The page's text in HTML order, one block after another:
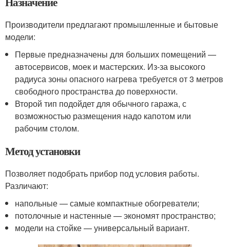
Производители предлагают промышленные и бытовые
модели:
Первые предназначены для больших помещений —
автосервисов, моек и мастерских. Из-за высокого
радиуса зоны опасного нагрева требуется от 3 метров
свободного пространства до поверхности.
Второй тип подойдет для обычного гаража, с
возможностью размещения надо капотом или
рабочим столом.
Метод установки
Позволяет подобрать прибор под условия работы.
Различают:
напольные — самые компактные обогреватели;
потолочные и настенные — экономят пространство;
модели на стойке — универсальный вариант.